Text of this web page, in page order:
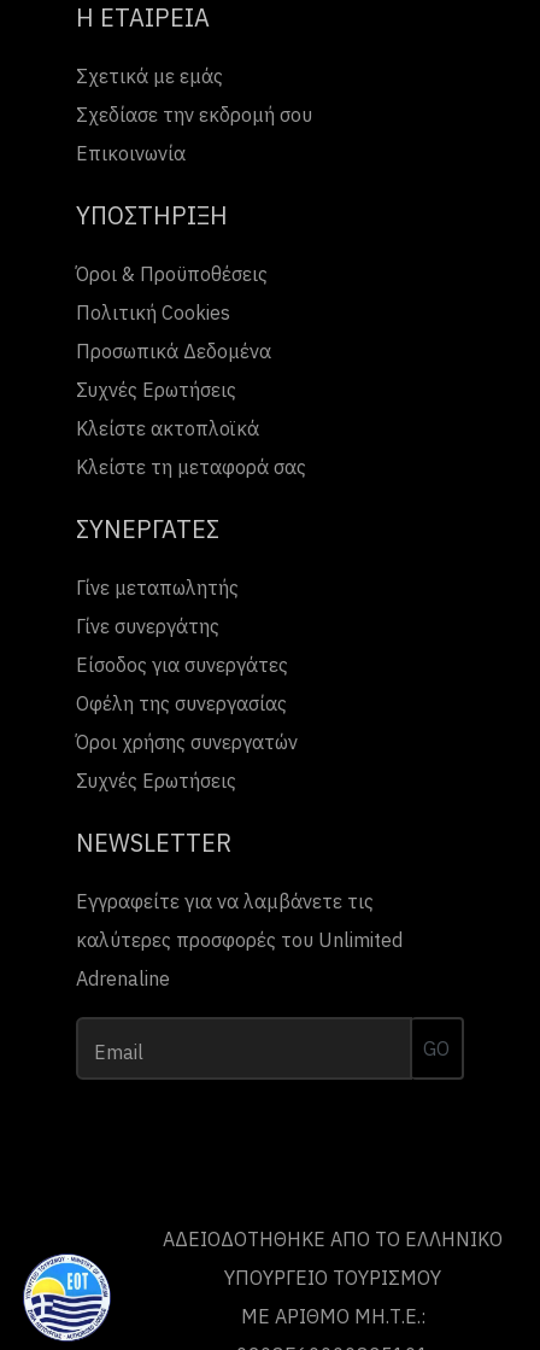
Η ΕΤΑΙΡΕΙΑ
Σχετικά με εμάς
Σχεδίασε την εκδρομή σου
Επικοινωνία
ΥΠΟΣΤΗΡΙΞΗ
Όροι & Προϋποθέσεις
Πολιτική Cookies
Προσωπικά Δεδομένα
Συχνές Ερωτήσεις
Κλείστε ακτοπλοϊκά
Κλείστε τη μεταφορά σας
ΣΥΝΕΡΓΑΤΕΣ
Γίνε μεταπωλητής
Γίνε συνεργάτης
Είσοδος για συνεργάτες
Οφέλη της συνεργασίας
Όροι χρήσης συνεργατών
Συχνές Ερωτήσεις
NEWSLETTER
Εγγραφείτε για να λαμβάνετε τις
καλύτερες προσφορές του Unlimited
Adrenaline
Email GO
ΑΔΕΙΟΔΟΤΗΘΗΚΕ ΑΠΟ ΤO ΕΛΛΗΝΙΚΟ
ΥΠΟΥΡΓΕΙΟ ΤΟΥΡΙΣΜΟΥ
ΜΕ ΑΡΙΘΜΟ ΜΗ.Τ.Ε.: